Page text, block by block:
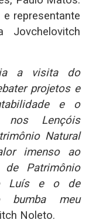
representante
Jovchelovitch
a visita do
projetos e
e o
nos Lençóis
Natural
imenso ao
Patrimônio
Luís e o de
bumba meu
Noleto.